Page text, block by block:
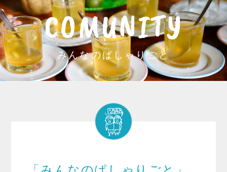
COMUNITY
みんなのぱしゃりごと